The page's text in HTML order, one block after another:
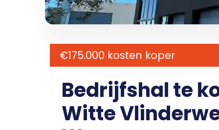
€175.000 kosten koper
Bedrijfshal te
Witte